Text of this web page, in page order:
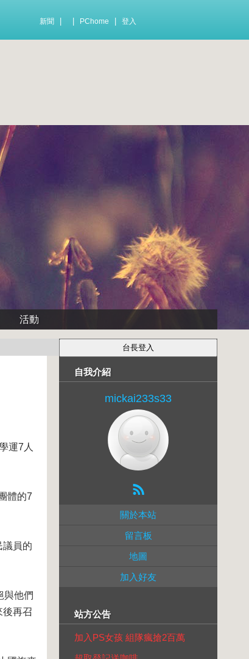
新聞 PChome 登入
活動
運7人
體的7
議員的
與他們
後再召
自我介紹
mickai233s33
關於本站
留言板
地圖
加入好友
站方公告
加入PS女孩 組隊瘋搶2百萬